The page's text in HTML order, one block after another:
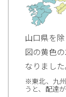
山口県を
図の黄色
なりました
※東北、九
うと、配達